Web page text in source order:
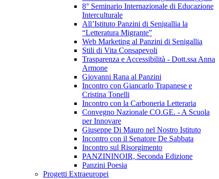
8° Seminario Internazionale di Educazione
Interculturale
All’Istituto Panzini di Senigallia la
“Letteratura Migrante”
Web Marketing al Panzini di Senigallia
Stili di Vita Consapevoli
Trasparenza e Accessibilità - Dott.ssa Anna
Armone
Giovanni Rana al Panzini
Incontro con Giancarlo Trapanese e
Cristina Tonelli
Incontro con la Carboneria Letteraria
Convegno Nazionale CO.GE. - A Scuola
per Innovare
Giuseppe Di Mauro nel Nostro Istituto
Incontro con il Senatore De Sabbata
Incontro sul Risorgimento
PANZININOIR, Seconda Edizione
Panzini Poesia
Progetti Extraeuropei